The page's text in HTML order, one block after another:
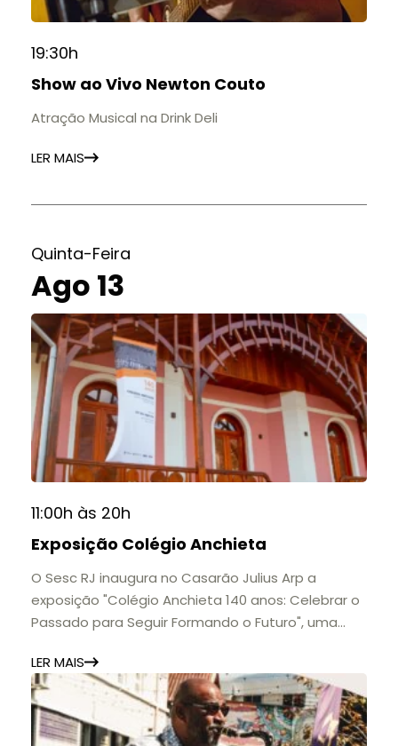
19:30h
Show ao Vivo Newton Couto
Atração Musical na Drink Deli
LER MAIS
Quinta-Feira
Ago 13
11:00h às 20h
Exposição Colégio Anchieta
O Sesc RJ inaugura no Casarão Julius Arp a
exposição "Colégio Anchieta 140 anos: Celebrar o
Passado para Seguir Formando o Futuro", uma
importantes instituições de ensino de Nova
Friburgo e do Brasil.
A mostra convida o público a conhecer o legado
do Colégio Anchieta por meio de documentos,
LER MAIS